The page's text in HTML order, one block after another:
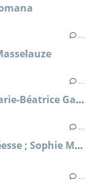
La falaise de la Repentie, tome 1 ; Marie-Béatrice Gauvin
Clodia ou le scandale de la Bonne Déesse ; Sophie Malick-Prunier